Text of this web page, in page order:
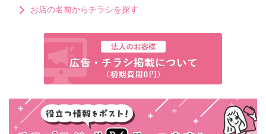
お店の名前からチラシを探す